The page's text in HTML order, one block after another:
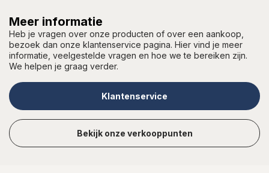
Meer informatie
Heb je vragen over onze producten of over een aankoop,
bezoek dan onze klantenservice pagina. Hier vind je meer
informatie, veelgestelde vragen en hoe we te bereiken zijn.
We helpen je graag verder.
Klantenservice
Bekijk onze verkooppunten